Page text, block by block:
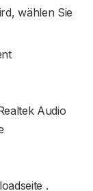
wählen Sie
Audio
.